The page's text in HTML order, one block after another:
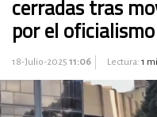
cerradas tras
por el oficialismo
18-Julio-2025 11:06 Lectura: 1